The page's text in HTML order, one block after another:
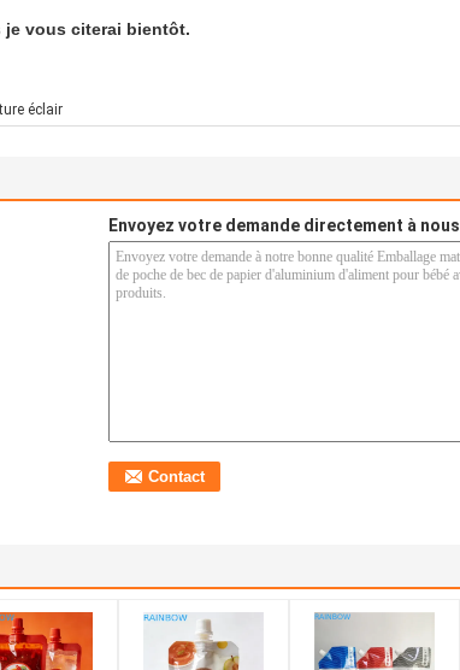
je vous citerai bientôt.
éclair
Envoyez votre demande directement à nous